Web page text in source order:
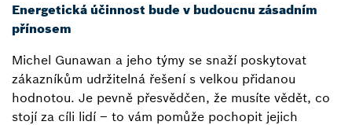
Energetická účinnost bude v budoucnu zásadním
přínosem
Michel Gunawan a jeho týmy se snaží poskytovat
zákazníkům udržitelná řešení s velkou přidanou
hodnotou. Je pevně přesvědčen, že musíte vědět, co
stojí za cíli lidí – to vám pomůže pochopit jejich